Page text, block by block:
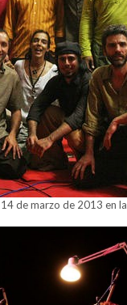
de marzo de 2013 en